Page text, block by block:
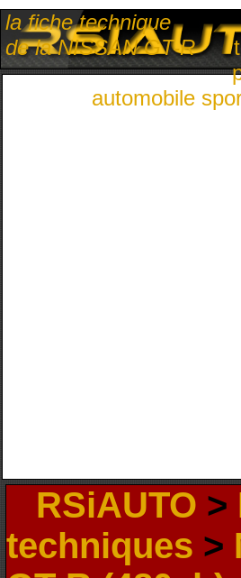
la fiche technique
de la NISSAN GT-R
automobile
RSiAUTO >
techniques >